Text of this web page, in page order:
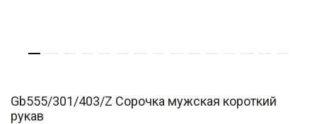
Gb555/301/403/Z Сорочка мужская короткий
рукав